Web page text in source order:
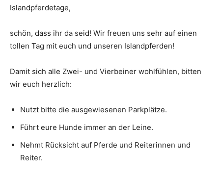
Islandpferdetage,
schön, dass ihr da seid! Wir freuen uns sehr auf einen
tollen Tag mit euch und unseren Islandpferden!
Damit sich alle Zwei- und Vierbeiner wohlfühlen, bitten
wir euch herzlich:
Nutzt bitte die ausgewiesenen Parkplätze.
Führt eure Hunde immer an der Leine.
Nehmt Rücksicht auf Pferde und Reiterinnen und
Reiter.